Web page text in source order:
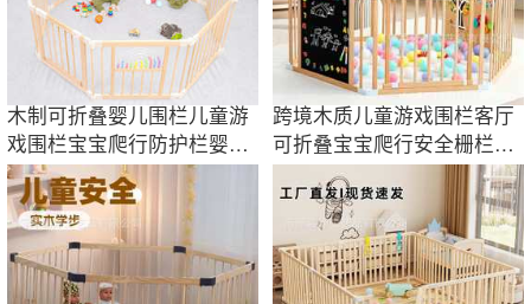
木制可折叠婴儿围栏儿童游
戏围栏宝宝爬行防护栏婴儿
客厅地面围栏
跨境木质儿童游戏围栏客厅
可折叠宝宝爬行安全栅栏幼
儿学步防护栏